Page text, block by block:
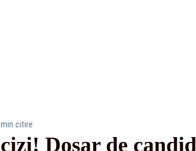
min citire
Dosar de